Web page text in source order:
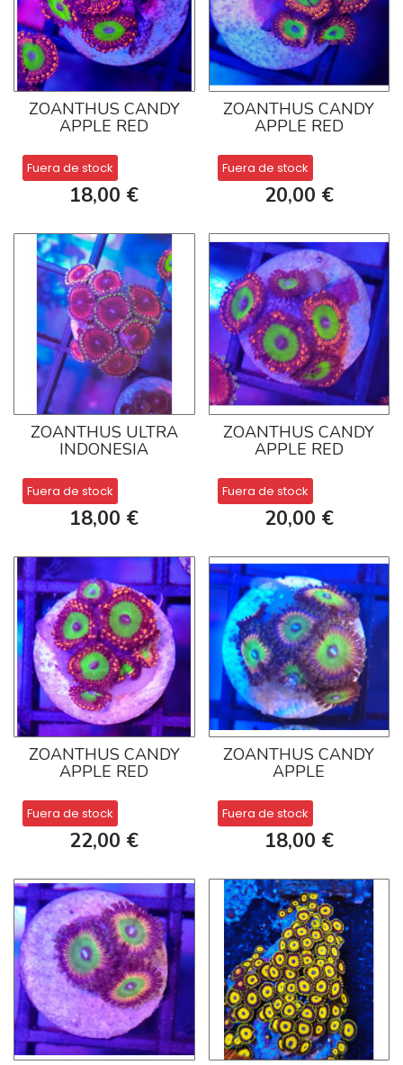
ZOANTHUS CANDY
APPLE RED
Fuera de stock
18,00 €
ZOANTHUS CANDY
APPLE RED
Fuera de stock
20,00 €
ZOANTHUS ULTRA
INDONESIA
Fuera de stock
18,00 €
ZOANTHUS CANDY
APPLE RED
Fuera de stock
20,00 €
ZOANTHUS CANDY
APPLE RED
Fuera de stock
22,00 €
ZOANTHUS CANDY
APPLE
Fuera de stock
18,00 €